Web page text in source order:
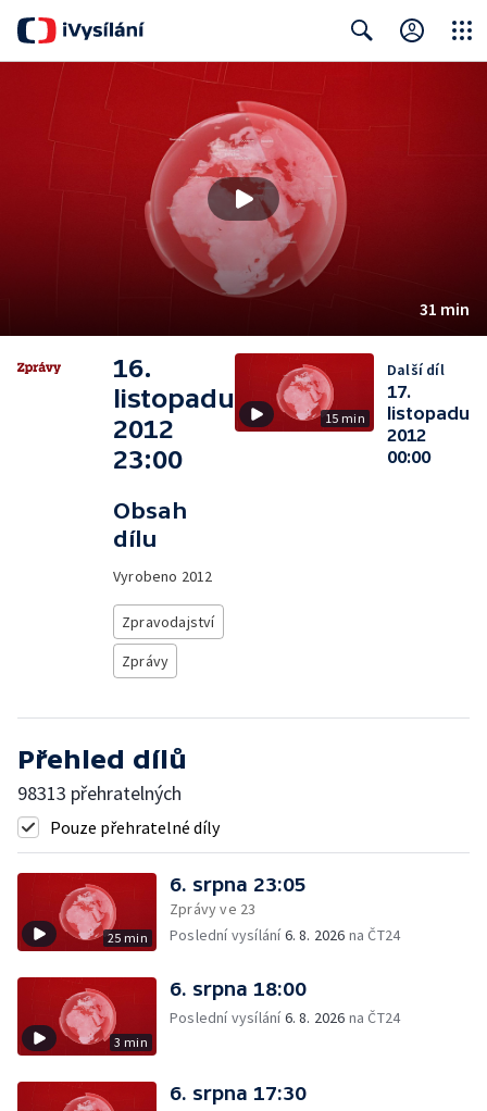
31 min
16.
listopadu
2012
23:00
Obsah
dílu
Vyrobeno 2012
Zpravodajství
Zprávy
15 min
Další díl
17.
listopadu
2012
00:00
Přehled dílů
98313 přehratelných
Pouze přehratelné díly
25 min
6. srpna 23:05
Zprávy ve 23
Poslední vysílání6. 8. 2026 na ČT24
3 min
6. srpna 18:00
Poslední vysílání6. 8. 2026 na ČT24
6. srpna 17:30